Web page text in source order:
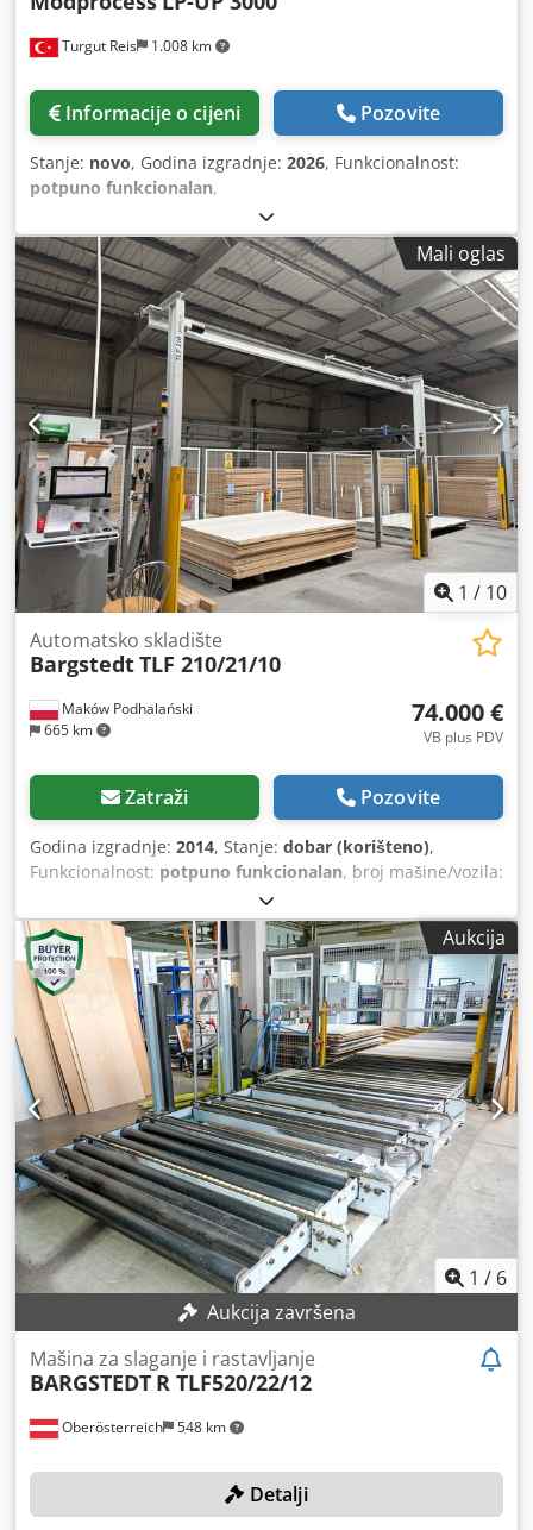
Turgut Reis 1.008 km
Informacije o cijeni Pozovite
Stanje: novo, Godina izgradnje: 2026, Funkcionalnost:
potpuno funkcionalan,
Mali oglas
1 / 10
Maków Podhalański
665 km
Automatsko skladište
BargstedtTLF 210/21/10
74.000 €
VB plus PDV
Zatraži Pozovite
Godina izgradnje: 2014, Stanje: dobar (korišteno),
Funkcionalnost: potpuno funkcionalan, broj mašine/vozila:
Tipna pločica dostupna
Aukcija
1 / 6
Aukcija završena
Oberösterreich 548 km
Mašina za slaganje i rastavljanje
BARGSTEDT R TLF520/22/12
Detalji